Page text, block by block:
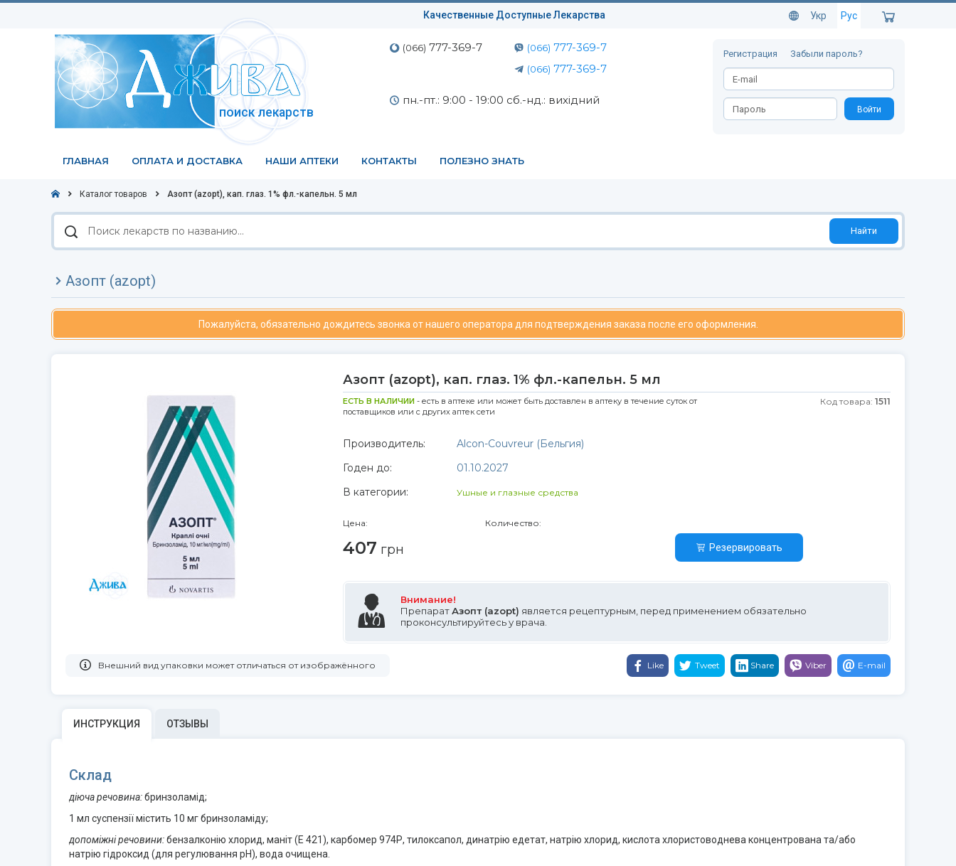
Качественные Доступные Лекарства Укр Рус
поиск лекарств
(066) 777-369-7 (066) 777-369-7
(066) 777-369-7
пн.-пт.: 9:00 - 19:00 сб.-нд.: вихідний
Регистрация Забыли пароль?
Войти
ГЛАВНАЯ ОПЛАТА И ДОСТАВКА НАШИ АПТЕКИ КОНТАКТЫ ПОЛЕЗНО ЗНАТЬ
Каталог товаров Азопт (azopt), кап. глаз. 1% фл.-капельн. 5 мл
Поиск
лекарств
по
Найти
Азопт (azopt)
Пожалуйста, обязательно дождитесь звонка от нашего оператора для подтверждения заказа после его оформления.
Азопт (azopt), кап. глаз. 1% фл.-капельн. 5 мл
ЕСТЬ В НАЛИЧИИ - есть в аптеке или может быть доставлен в аптеку в течение суток от
поставщиков или с других аптек сети
Код товара: 1511
Производитель:
Alcon-Couvreur (Бельгия)
Годен до:
01.10.2027
В категории:
Ушные и глазные средства
Цена:
407 грн
Количество:
Резервировать
Внимание!
ПрепаратАзопт (azopt) является рецептурным, перед применением обязательно
проконсультируйтесь у врача.
Bнешний вид упаковки может отличаться от изображённого Like Tweet Share Viber E-mail
ИНСТРУКЦИЯ ОТЗЫВЫ
Склад
діюча речовина:бринзоламід;
1 мл суспензії містить 10 мг бринзоламіду;
допоміжні речовини:бензалконію хлорид, маніт (E 421), карбомер 974Р, тилоксапол, динатрію едетат, натрію хлорид, кислота хлористоводнева концентрована та/або
натрію гідроксид (для регулювання рН), вода очищена.